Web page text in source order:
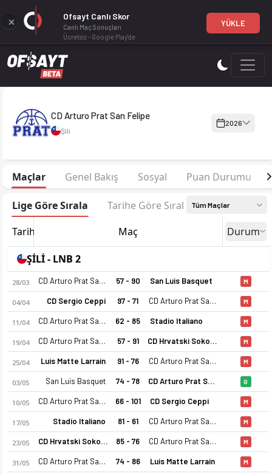
CD Arturo Prat San Felipe 2026 sezonu kadrosu, maç
CD Arturo Prat San Felipe
Şili
2026
Maçlar Genel Bakış Sosyal Puan Durumu
Lige Göre Sırala Tarihe Göre Sırala Tüm Maçlar
Tarih Maç Durum
ŞİLİ - LNB 2
28/03 CD Arturo Prat San Felipe 57 - 90 San Luis Basquet M
04/04 CD Sergio Ceppi 97 - 71 CD Arturo Prat San Felipe M
11/04 CD Arturo Prat San Felipe 62 - 85 Stadio Italiano M
19/04 CD Arturo Prat San Felipe 57 - 91 CD Hrvatski Sokol Antofagasta M
25/04 Luis Matte Larrain 91 - 76 CD Arturo Prat San Felipe M
03/05 San Luis Basquet 74 - 78 CD Arturo Prat San Felipe G
10/05 CD Arturo Prat San Felipe 66 - 101 CD Sergio Ceppi M
17/05 Stadio Italiano 81 - 61 CD Arturo Prat San Felipe M
23/05 CD Hrvatski Sokol Antofagasta 85 - 76 CD Arturo Prat San Felipe M
31/05 CD Arturo Prat San Felipe 74 - 86 Luis Matte Larrain M
Ofsayt Canlı Skor
Canlı Maç Sonuçları
Ücretsiz - Google Play'de
YÜKLE